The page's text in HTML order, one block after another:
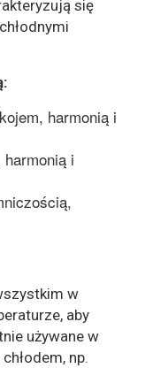
się
harmonią i
i
w
aby
używane w
np.